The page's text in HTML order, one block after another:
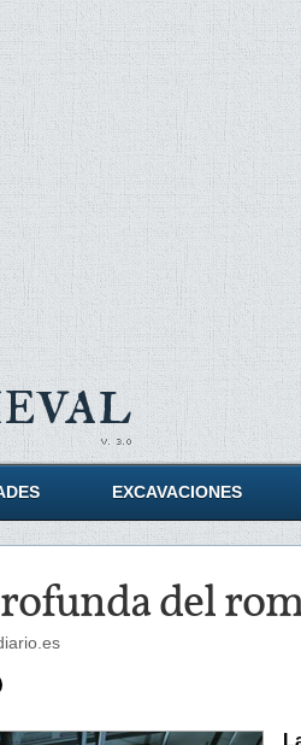
EXCAVACIONES
del